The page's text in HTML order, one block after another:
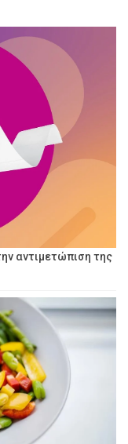
αντιμετώπιση της